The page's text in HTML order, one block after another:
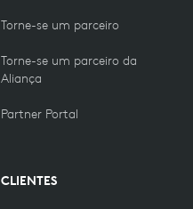
Torne-se um parceiro
Torne-se um parceiro da
Aliança
Partner Portal
CLIENTES